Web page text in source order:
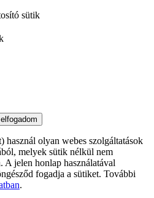
sütik
olyan webes szolgáltatások
melyek sütik nélkül nem
A jelen honlap használatával
fogadja a sütiket. További
.